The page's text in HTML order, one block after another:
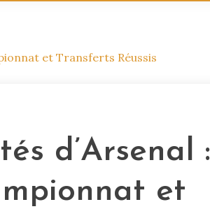
et Transferts Réussis
d’Arsenal :
et